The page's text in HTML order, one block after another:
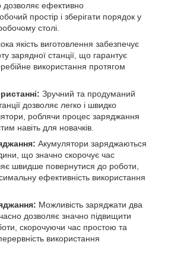
дозволяє ефективно
простір і зберігати порядок у
столі.
якість виготовлення забезпечує
зарядної станції, що гарантує
використання протягом
Зручний та продуманий
дозволяє легко і швидко
роблячи процес заряджання
навіть для новачків.
Акумулятори заряджаються
що значно скорочує час
швидше повернутися до роботи,
ефективність використання
Можливість заряджати два
дозволяє значно підвищити
скорочуючи час простою та
використання